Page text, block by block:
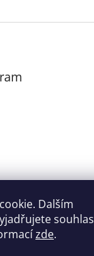
Dalším
souhlas
zde.